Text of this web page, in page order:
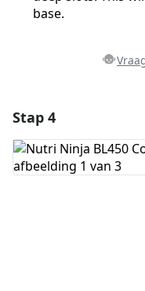
base.
Voeg opmerking
Stap 4